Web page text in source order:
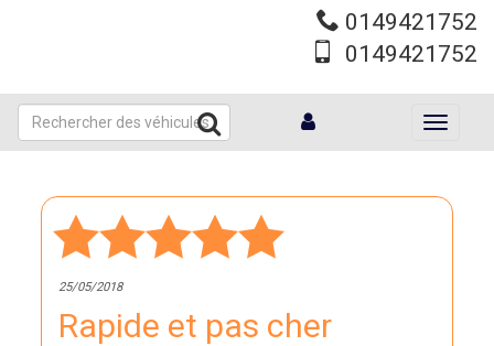
0149421752
0149421752
Toggle
25/05/2018
Rapide et pas cher